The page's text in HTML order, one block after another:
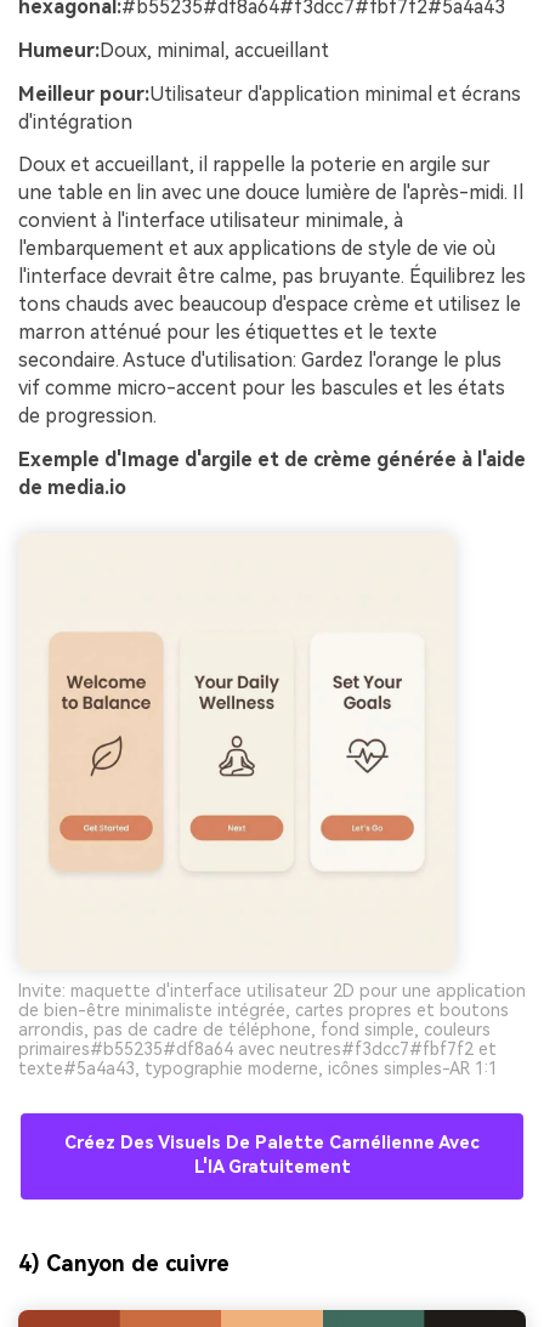
hexagonal:#b55235#df8a64#f3dcc7#fbf7f2#5a4a43
Humeur:Doux, minimal, accueillant
Meilleur pour:Utilisateur d'application minimal et écrans
d'intégration
Doux et accueillant, il rappelle la poterie en argile sur
une table en lin avec une douce lumière de l'après-midi. Il
convient à l'interface utilisateur minimale, à
l'embarquement et aux applications de style de vie où
l'interface devrait être calme, pas bruyante. Équilibrez les
tons chauds avec beaucoup d'espace crème et utilisez le
marron atténué pour les étiquettes et le texte
secondaire. Astuce d'utilisation: Gardez l'orange le plus
vif comme micro-accent pour les bascules et les états
de progression.
Exemple d'Image d'argile et de crème générée à l'aide
de media.io
Invite: maquette d'interface utilisateur 2D pour une application
de bien-être minimaliste intégrée, cartes propres et boutons
arrondis, pas de cadre de téléphone, fond simple, couleurs
primaires#b55235#df8a64 avec neutres#f3dcc7#fbf7f2 et
texte#5a4a43, typographie moderne, icônes simples-AR 1:1
Créez Des Visuels De Palette Carnélienne Avec
L'IA Gratuitement
4) Canyon de cuivre